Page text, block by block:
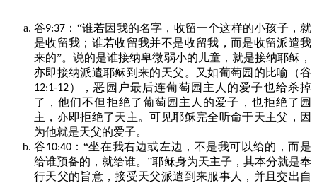
谷9:37 ：“谁若因我的名字，收留一个这样的小孩子，就
是收留我；谁若收留我并不是收留我，而是收留派遣我
来的”。说的是谁接纳卑微弱小的儿童，就是接纳耶稣，
亦即接纳派遣耶稣到来的天父。又如葡萄园的比喻（谷
12:1-12），恶园户最后连葡萄园主人的爱子也给杀掉
了，他们不但拒绝了葡萄园主人的爱子，也拒绝了园
主，亦即拒绝了天主。可见耶稣完全听命于天主父，因
为他就是天父的爱子。
谷10:40：“坐在我右边或左边，不是我可以给的，而是
给谁预备的，就给谁。”耶稣身为天主子，其本分就是奉
行天父的旨意，接受天父派遣到来服事人，并且交出自